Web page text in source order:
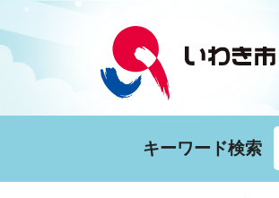
キーワード検索